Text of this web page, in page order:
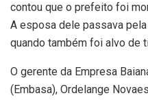
contou que o prefeito foi
A esposa dele passava
quando também foi alvo de
O gerente da Empresa
(Embasa), Ordelange